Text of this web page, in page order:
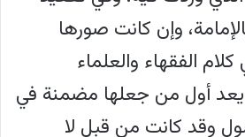
وإن كانت صورها
الفقهاء والعلماء
يعد أول من جعلها مضمنة في
وقد كانت من قبل لا